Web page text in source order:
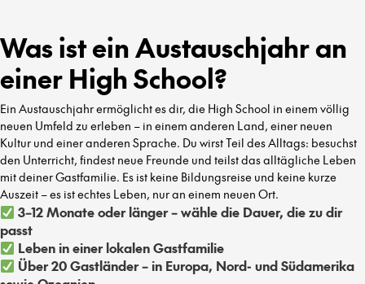
Was ist ein Austauschjahr an
einer High School?
Ein Austauschjahr ermöglicht es dir, die High School in einem völlig
neuen Umfeld zu erleben – in einem anderen Land, einer neuen
Kultur und einer anderen Sprache. Du wirst Teil des Alltags: besuchst
den Unterricht, findest neue Freunde und teilst das alltägliche Leben
mit deiner Gastfamilie. Es ist keine Bildungsreise und keine kurze
Auszeit – es ist echtes Leben, nur an einem neuen Ort.
3–12 Monate oder länger – wähle die Dauer, die zu dir
passt
Leben in einer lokalen Gastfamilie
Über 20 Gastländer – in Europa, Nord- und Südamerika